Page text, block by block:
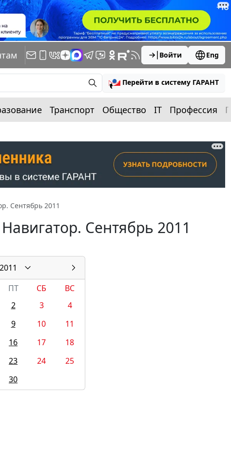
Войти Eng
Перейти в систему ГАРАНТ
Транспорт Общество IT Профессия
Сентябрь 2011
Сентябрь 2011
2011
ПТ СБ
ВС
2 3
4
9 10
11
16 17
18
23 24
25
30